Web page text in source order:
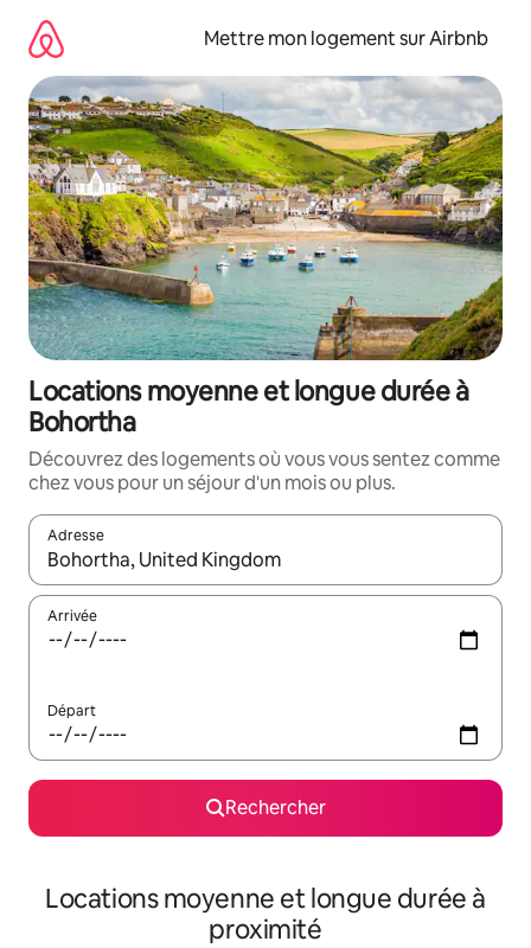
directement
contenu
Mettre mon logement sur Airbnb
Locations moyenne et longue durée à
Bohortha
Découvrez des logements où vous vous sentez comme
chez vous pour un séjour d'un mois ou plus.
Adresse
Lorsque les résultats s'affichent, utilisez les flèches vers le
Arrivée
Départ
Rechercher
Locations moyenne et longue durée à
proximité